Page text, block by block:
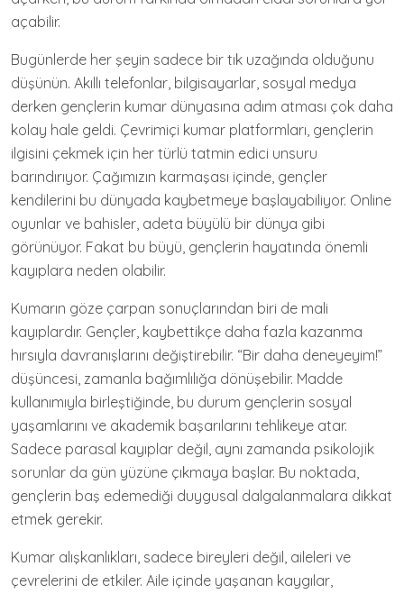
açabilir.
Bugünlerde her şeyin sadece bir tık uzağında olduğunu
düşünün. Akıllı telefonlar, bilgisayarlar, sosyal medya
derken gençlerin kumar dünyasına adım atması çok daha
kolay hale geldi. Çevrimiçi kumar platformları, gençlerin
ilgisini çekmek için her türlü tatmin edici unsuru
barındırıyor. Çağımızın karmaşası içinde, gençler
kendilerini bu dünyada kaybetmeye başlayabiliyor. Online
oyunlar ve bahisler, adeta büyülü bir dünya gibi
görünüyor. Fakat bu büyü, gençlerin hayatında önemli
kayıplara neden olabilir.
Kumarın göze çarpan sonuçlarından biri de mali
kayıplardır. Gençler, kaybettikçe daha fazla kazanma
hırsıyla davranışlarını değiştirebilir. “Bir daha deneyeyim!”
düşüncesi, zamanla bağımlılığa dönüşebilir. Madde
kullanımıyla birleştiğinde, bu durum gençlerin sosyal
yaşamlarını ve akademik başarılarını tehlikeye atar.
Sadece parasal kayıplar değil, aynı zamanda psikolojik
sorunlar da gün yüzüne çıkmaya başlar. Bu noktada,
gençlerin baş edemediği duygusal dalgalanmalara dikkat
etmek gerekir.
Kumar alışkanlıkları, sadece bireyleri değil, aileleri ve
çevrelerini de etkiler. Aile içinde yaşanan kaygılar,